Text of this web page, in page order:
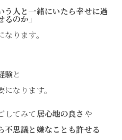
う人と一緒にいたら幸せに過
のか」
なります。
験と
になります。
してみて居心地の良さ や
不思議と嫌なことも許せる